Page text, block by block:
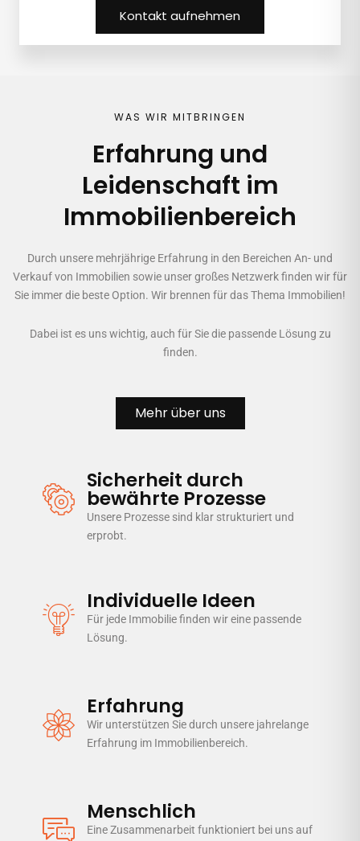
Kontakt aufnehmen
WAS WIR MITBRINGEN
Erfahrung und
Leidenschaft im
Immobilienbereich
Durch unsere mehrjährige Erfahrung in den Bereichen An- und
Verkauf von Immobilien sowie unser großes Netzwerk finden wir für
Sie immer die beste Option. Wir brennen für das Thema Immobilien!
Dabei ist es uns wichtig, auch für Sie die passende Lösung zu
finden.
Mehr über uns
Sicherheit durch
bewährte Prozesse
Unsere Prozesse sind klar strukturiert und
erprobt.
Individuelle Ideen
Für jede Immobilie finden wir eine passende
Lösung.
Erfahrung
Wir unterstützen Sie durch unsere jahrelange
Erfahrung im Immobilienbereich.
Menschlich
Eine Zusammenarbeit funktioniert bei uns auf